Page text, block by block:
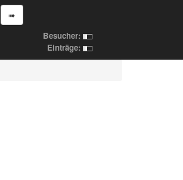
➠
Besucher:
Einträge: